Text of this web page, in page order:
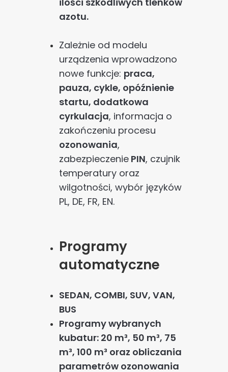
azotu.
Zależnie od modelu
urządzenia wprowadzono
nowe funkcje: praca,
pauza, cykle, opóźnienie
startu, dodatkowa
cyrkulacja, informacja o
zakończeniu procesu
ozonowania,
zabezpieczenie PIN, czujnik
temperatury oraz
wilgotności, wybór języków
PL, DE, FR, EN.
Programy
automatyczne
SEDAN, COMBI, SUV, VAN,
BUS
Programy wybranych
kubatur: 20 m³, 50 m³, 75
m³, 100 m³ oraz obliczania
parametrów ozonowania